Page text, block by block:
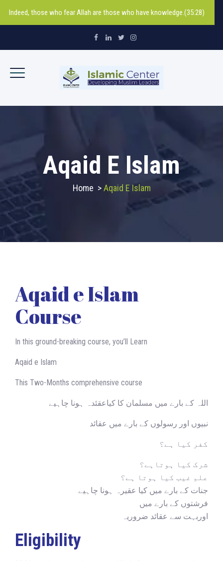
Indeed, those who fear Allah are those who have knowledge.(35:28)
Aqaid E Islam
Home >Aqaid E Islam
Aqaid e Islam
Course
In this ground-breaking course, you’ll Learn
Aqaid e Islam
This Two-Months comprehensive course
اللہ کے بارے میں مسلمان کا کیاعقئدہ ہونا چاہیے
نبیوں اور رسولوں کے بارے میں عقائد
کفر کیا ہے؟
شرک کیا ہوتاہے؟
علم غیب کیا ہوتا ہے؟
جنات کے بارے میں کیا عقیرہ ہونا چاہیے
فرشتوں کے بارے میں
اوربہت سے عقائد ضروریہ
Eligibility